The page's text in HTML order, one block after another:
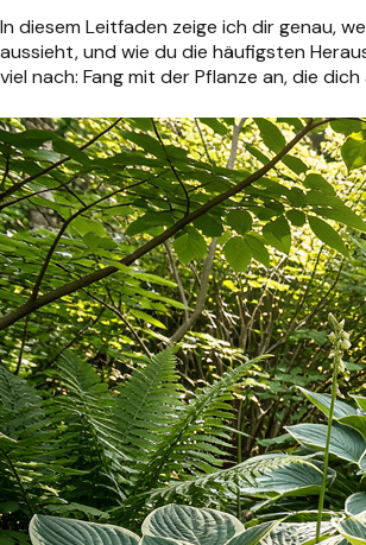
In diesem Leitfaden zeige ich dir genau,
aussieht, und wie du die häufigsten
viel nach: Fang mit der Pflanze an, die